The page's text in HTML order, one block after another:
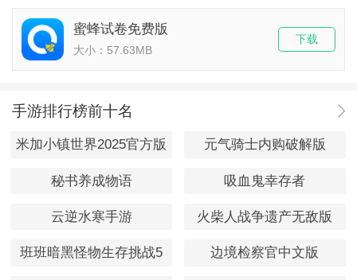
蜜蜂试卷免费版
大小：57.63MB
下载
手游排行榜前十名
米加小镇世界2025官方版 元气骑士内购破解版
秘书养成物语 吸血鬼幸存者
云逆水寒手游 火柴人战争遗产无敌版
班班暗黑怪物生存挑战5 边境检察官中文版